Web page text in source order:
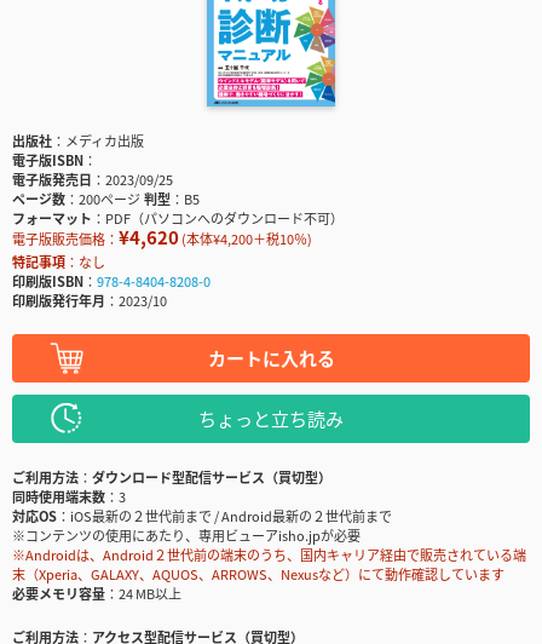
出版社
メディカ出版
電子版ISBN
電子版発売日
2023/09/25
ページ数
200ページ判型
B5
フォーマット
PDF（パソコンへのダウンロード不可）
電子版販売価格： ¥4,620(本体¥4,200＋税10％)
特記事項
なし
印刷版ISBN
978-4-8404-8208-0
印刷版発行年月
2023/10
カートに入れる
ちょっと立ち読み
ご利用方法
ダウンロード型配信サービス（買切型）
同時使用端末数
3
対応OS
iOS最新の２世代前まで / Android最新の２世代前まで
※コンテンツの使用にあたり、専用ビューアisho.jpが必要
※Androidは、Android２世代前の端末のうち、国内キャリア経由で販売されている端
末（Xperia、GALAXY、AQUOS、ARROWS、Nexusなど）にて動作確認しています
必要メモリ容量
24 MB以上
ご利用方法
アクセス型配信サービス（買切型）